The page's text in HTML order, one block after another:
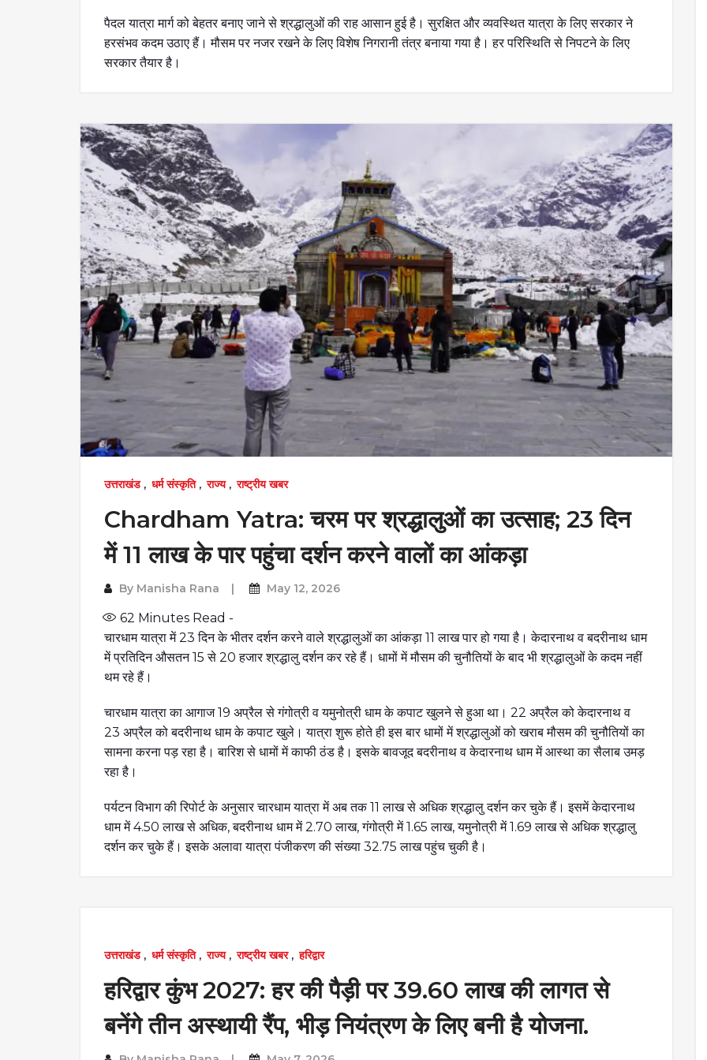
पैदल यात्रा मार्ग को बेहतर बनाए जाने से श्रद्धालुओं की राह आसान हुई है। सुरक्षित और व्यवस्थित यात्रा के लिए सरकार ने
हरसंभव कदम उठाए हैं। मौसम पर नजर रखने के लिए विशेष निगरानी तंत्र बनाया गया है। हर परिस्थिति से निपटने के लिए
सरकार तैयार है।
उत्तराखंड, धर्म संस्कृति, राज्य, राष्ट्रीय खबर
Chardham Yatra: चरम पर श्रद्धालुओं का उत्साह; 23 दिन
में 11 लाख के पार पहुंचा दर्शन करने वालों का आंकड़ा
By Manisha Rana May 12, 2026
62 Minutes Read -
चारधाम यात्रा में 23 दिन के भीतर दर्शन करने वाले श्रद्धालुओं का आंकड़ा 11 लाख पार हो गया है। केदारनाथ व बदरीनाथ धाम
में प्रतिदिन औसतन 15 से 20 हजार श्रद्धालु दर्शन कर रहे हैं। धामों में मौसम की चुनौतियों के बाद भी श्रद्धालुओं के कदम नहीं
थम रहे हैं।
चारधाम यात्रा का आगाज 19 अप्रैल से गंगोत्री व यमुनोत्री धाम के कपाट खुलने से हुआ था। 22 अप्रैल को केदारनाथ व
23 अप्रैल को बदरीनाथ धाम के कपाट खुले। यात्रा शुरू होते ही इस बार धामों में श्रद्धालुओं को खराब मौसम की चुनौतियों का
सामना करना पड़ रहा है। बारिश से धामों में काफी ठंड है। इसके बावजूद बदरीनाथ व केदारनाथ धाम में आस्था का सैलाब उमड़
रहा है।
पर्यटन विभाग की रिपोर्ट के अनुसार चारधाम यात्रा में अब तक 11 लाख से अधिक श्रद्धालु दर्शन कर चुके हैं। इसमें केदारनाथ
धाम में 4.50 लाख से अधिक, बदरीनाथ धाम में 2.70 लाख, गंगोत्री में 1.65 लाख, यमुनोत्री में 1.69 लाख से अधिक श्रद्धालु
दर्शन कर चुके हैं। इसके अलावा यात्रा पंजीकरण की संख्या 32.75 लाख पहुंच चुकी है।
उत्तराखंड, धर्म संस्कृति, राज्य, राष्ट्रीय खबर, हरिद्वार
हरिद्वार कुंभ 2027: हर की पैड़ी पर 39.60 लाख की लागत से
बनेंगे तीन अस्थायी रैंप, भीड़ नियंत्रण के लिए बनी है योजना.